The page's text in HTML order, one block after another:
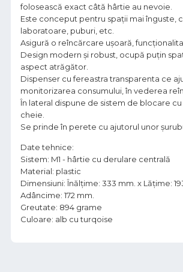
folosească exact câtă hârtie au nevoie.
Este conceput pentru spații mai înguste,
laboratoare, puburi, etc.
Asigură o reîncărcare ușoară,
Design modern și robust, ocupă puțin
aspect atrăgător.
Dispenser cu fereastra transparenta ce
monitorizarea consumului, în vederea
În lateral dispune de sistem de blocare
cheie.
Se prinde în perete cu ajutorul unor
Date tehnice:
Sistem: M1 - hârtie cu derulare centrală
Material: plastic
Dimensiuni: Înălțime: 333 mm. x Lățime:
Adâncime: 172 mm.
Greutate: 894 grame
Culoare: alb cu turqoise